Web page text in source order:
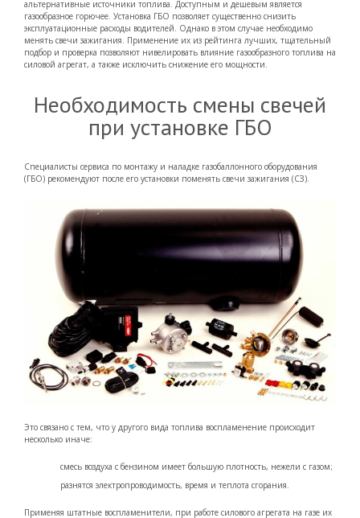
альтернативные источники топлива. Доступным и дешевым является
газообразное горючее. Установка ГБО позволяет существенно снизить
эксплуатационные расходы водителей. Однако в этом случае необходимо
менять свечи зажигания. Применение их из рейтинга лучших, тщательный
подбор и проверка позволяют нивелировать влияние газообразного топлива на
силовой агрегат, а также исключить снижение его мощности.
Необходимость смены свечей
при установке ГБО
Специалисты сервиса по монтажу и наладке газобаллонного оборудования
(ГБО) рекомендуют после его установки поменять свечи зажигания (СЗ).
Это связано с тем, что у другого вида топлива воспламенение происходит
несколько иначе:
смесь воздуха с бензином имеет большую плотность, нежели с газом;
разнятся электропроводимость, время и теплота сгорания.
Применяя штатные воспламенители, при работе силового агрегата на газе их